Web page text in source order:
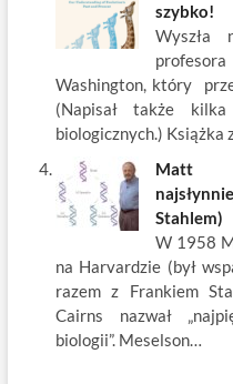
szybko!
Wyszła
Washington, który
(Napisał także kilka
biologicznych.)
Matt
Stahlem)
W 1958
na Harvardzie (był
razem z Frankiem
Cairns nazwał
biologii”. Meselson…